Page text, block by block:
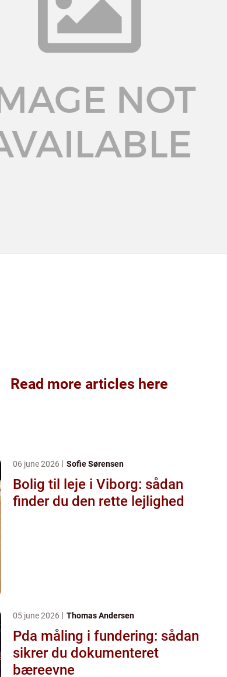
Read more articles here
06 june 2026 Sofie Sørensen
Bolig til leje i Viborg: sådan
finder du den rette lejlighed
05 june 2026 Thomas Andersen
Pda måling i fundering: sådan
sikrer du dokumenteret
bæreevne